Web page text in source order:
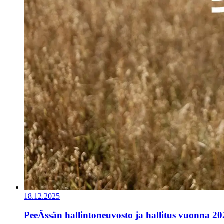
18.12.2025
PeeÄssän hallintoneuvosto ja hallitus vuonna